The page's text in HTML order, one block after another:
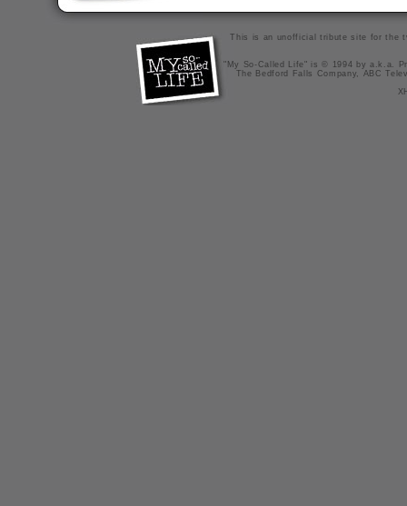
This is an unofficial tribute site for the
"My So-Called Life" is © 1994 by a.k.a.
The Bedford Falls Company, ABC